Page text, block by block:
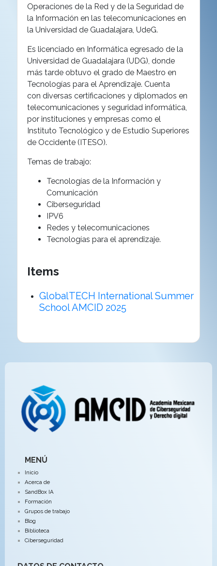
Operaciones de la Red y de la Seguridad de
la Información en las telecomunicaciones en
la Universidad de Guadalajara, UdeG.
Es licenciado en Informática egresado de la
Universidad de Guadalajara (UDG), donde
más tarde obtuvo el grado de Maestro en
Tecnologías para el Aprendizaje. Cuenta
con diversas certificaciones y diplomados en
telecomunicaciones y seguridad informática,
por instituciones y empresas como el
Instituto Tecnológico y de Estudio Superiores
de Occidente (ITESO).
Temas de trabajo:
Tecnologías de la Información y
Comunicación
Ciberseguridad
IPV6
Redes y telecomunicaciones
Tecnologías para el aprendizaje.
Items
GlobalTECH International Summer
School AMCID 2025
MENÚ
Inicio
Acerca de
SandBox IA
Formación
Grupos de trabajo
Blog
Biblioteca
Ciberseguridad